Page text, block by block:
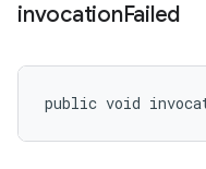
invocationFailed
public void